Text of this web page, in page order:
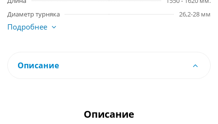
Диаметр турняка
26,2-28 мм
Подробнее
Описание
Описание